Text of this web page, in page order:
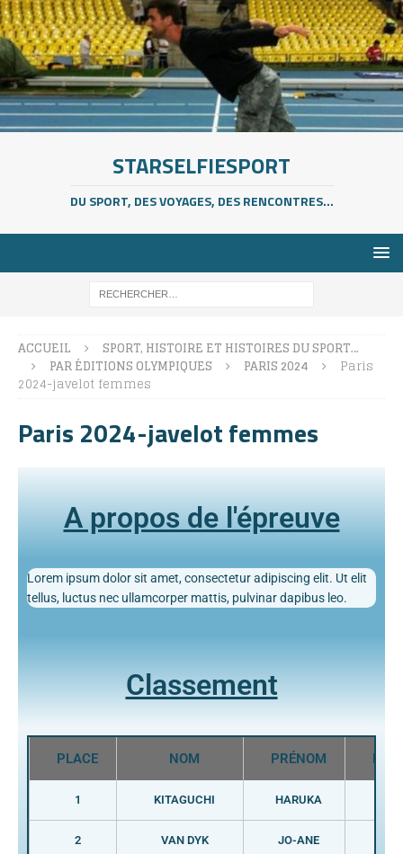
STARSELFIESPORT
DU SPORT, DES VOYAGES, DES RENCONTRES...
ACCUEIL
SPORT, HISTOIRE ET HISTOIRES DU SPORT…
PAR ÉDITIONS OLYMPIQUES
PARIS 2024
Paris
2024-javelot femmes
Paris 2024-javelot femmes
A propos de l'épreuve
Lorem ipsum dolor sit amet, consectetur adipiscing elit. Ut elit
tellus, luctus nec ullamcorper mattis, pulvinar dapibus leo.
Classement
PLACE NOM PRÉNOM
1 KITAGUCHI HARUKA
2 VAN DYK JO-ANE